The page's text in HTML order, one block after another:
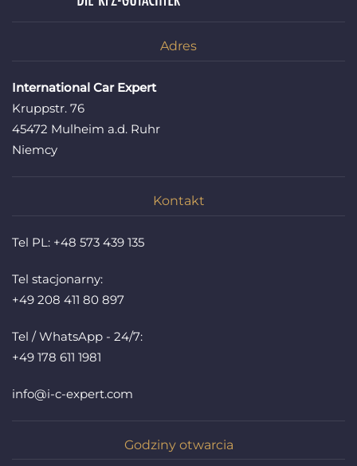
Adres
International Car Expert
Kruppstr. 76
45472 Mulheim a.d. Ruhr
Niemcy
Kontakt
Tel PL: +48 573 439 135
Tel stacjonarny:
+49 208 411 80 897
Tel / WhatsApp - 24/7:
+49 178 611 1981
info@i-c-expert.com
Godziny otwarcia